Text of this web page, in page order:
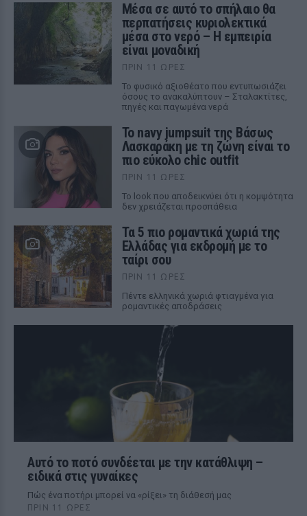
Μέσα σε αυτό το σπήλαιο θα
περπατήσεις κυριολεκτικά
μέσα στο νερό – Η εμπειρία
είναι μοναδική
ΠΡΙΝ 11 ΏΡΕΣ
Το φυσικό αξιοθέατο που εντυπωσιάζει
όσους το ανακαλύπτουν – Σταλακτίτες,
πηγές και παγωμένα νερά
Το navy jumpsuit της Βάσως
Λασκαράκη με τη ζώνη είναι το
πιο εύκολο chic outfit
ΠΡΙΝ 11 ΏΡΕΣ
Το look που αποδεικνύει ότι η κομψότητα
δεν χρειάζεται προσπάθεια
Τα 5 πιο ρομαντικά χωριά της
Ελλάδας για εκδρομή με το
ταίρι σου
ΠΡΙΝ 11 ΏΡΕΣ
Πέντε ελληνικά χωριά φτιαγμένα για
ρομαντικές αποδράσεις
Αυτό το ποτό συνδέεται με την κατάθλιψη –
ειδικά στις γυναίκες
Πώς ένα ποτήρι μπορεί να «ρίξει» τη διάθεσή μας
ΠΡΙΝ 11 ΏΡΕΣ